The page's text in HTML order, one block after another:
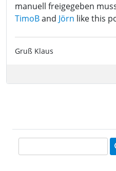
manuell freigegeben
TimoBand Jörn like this
Gruß Klaus